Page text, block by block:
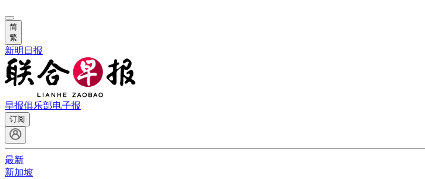
简
繁
新明日报
早报俱乐部电子报
订阅
最新
新加坡